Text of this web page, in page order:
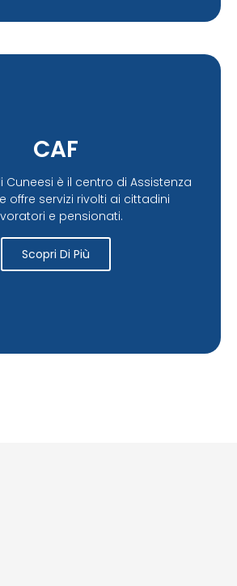
CAF
Cuneesi è il centro di Assistenza
offre servizi rivolti ai cittadini
e pensionati.
Scopri Di Più